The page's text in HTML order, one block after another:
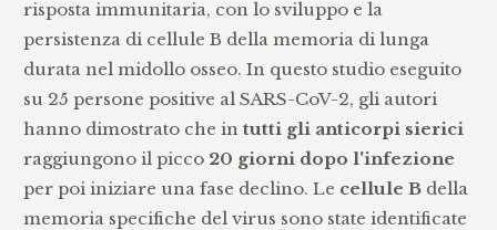
risposta immunitaria, con lo sviluppo e la
persistenza di cellule B della memoria di lunga
durata nel midollo osseo. In questo studio eseguito
su 25 persone positive al SARS-CoV-2, gli autori
hanno dimostrato che intutti gli anticorpi sierici
raggiungono il picco 20 giorni dopo l'infezione
per poi iniziare una fase declino. Le cellule B della
memoria specifiche del virus sono state identificate